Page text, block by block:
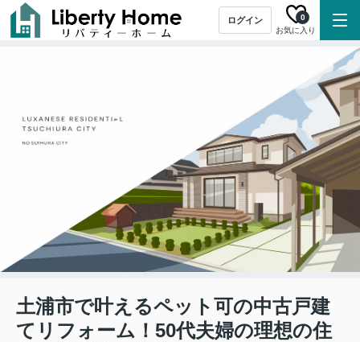
ログイン
お気に入り
0
土浦市で叶えるペット可の中古戸建
てリフォーム！50代夫婦の理想の住